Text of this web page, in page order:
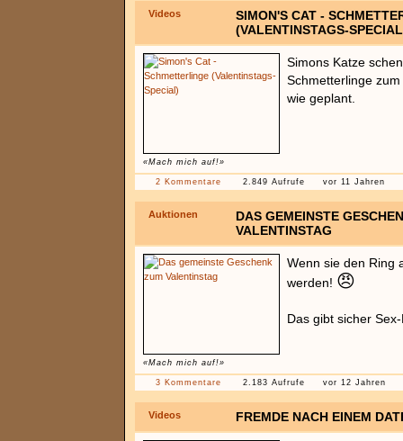
Videos
SIMON'S CAT -
(VALENTINSTAGS-
«Mach mich auf!»
Simons Katze
Schmetterlinge
wie geplant.
2 Kommentare 2.849 Aufrufe vor 11 Jahren
Auktionen
DAS GEMEINSTE
VALENTINSTAG
«Mach mich auf!»
Wenn sie den Ring
werden! 😠
Das gibt sicher
3 Kommentare 2.183 Aufrufe vor 12 Jahren
Videos FREMDE NACH EINEM